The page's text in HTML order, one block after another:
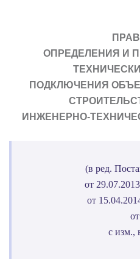
ОПРЕДЕЛЕНИЯ И
ПОДКЛЮЧЕНИЯ
ИНЖЕНЕРНО-
(в ред.
от
от
с изм.,